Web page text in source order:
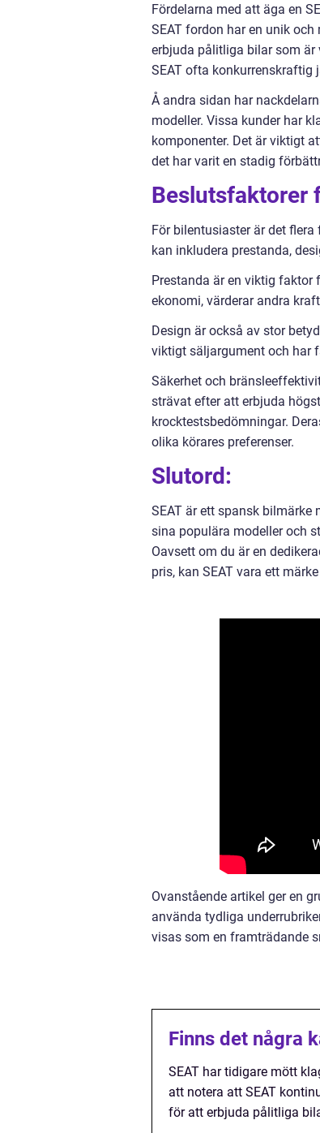
Fördelarna med att äga en
SEAT fordon har en unik
erbjuda pålitliga bilar som
SEAT ofta konkurrenskraftig
Å andra sidan har
modeller. Vissa kunder har
komponenter. Det är viktigt
det har varit en stadig
Beslutsfaktorer
För bilentusiaster är det
kan inkludera prestanda,
Prestanda är en viktig faktor
ekonomi, värderar andra
Design är också av stor
viktigt säljargument och har
Säkerhet och
strävat efter att erbjuda
krocktestsbedömningar.
olika körares preferenser.
Slutord:
SEAT är ett spansk
sina populära modeller och
Oavsett om du är en
pris, kan SEAT vara ett
Ovanstående artikel ger en
använda tydliga
visas som en framträdande
Finns det några
SEAT har tidigare mött
att notera att SEAT
för att erbjuda pålitliga